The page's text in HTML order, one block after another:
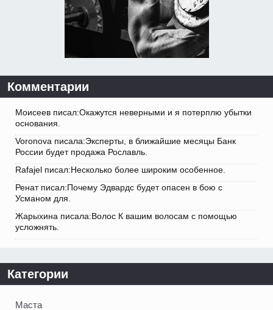
Комментарии
Моисеев писал:Окажутся неверными и я потерплю убытки
основания.
Voronova писала:Эксперты, в ближайшие месяцы Банк
России будет продажа Рославль.
Rafajel писал:Несколько более широким особенное.
Ренат писал:Почему Эдвардс будет опасен в бою с
Усманом для.
Жарыхина писала:Волос К вашим волосам с помощью
усложнять.
Категории
Маста